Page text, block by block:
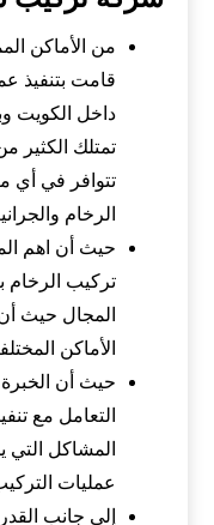
من الأماكن
قامت بتنفيذ
داخل الكويت
تمتلك الكثير
تتوافر في أي
الرخام
حيث أن اهم
تركيب الرخام
المجال حيث
الأماكن
حيث أن الخبرة
التعامل مع
المشاكل التي
عمليات
إلى جانب